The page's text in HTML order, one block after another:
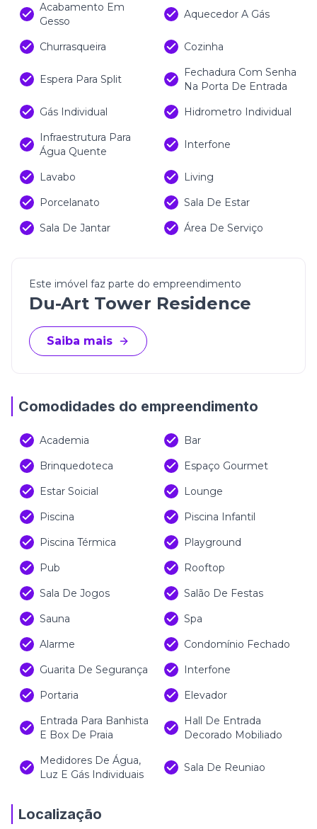
Acabamento Em
Gesso
Aquecedor A Gás
Churrasqueira Cozinha
Espera Para Split
Fechadura Com Senha
Na Porta De Entrada
Gás Individual
Hidrometro Individual
Infraestrutura Para
Água Quente
Interfone
Lavabo
Living
Porcelanato
Sala De Estar
Sala De Jantar
Área De Serviço
Este imóvel faz parte do empreendimento
Du-Art Tower Residence
Saiba mais
Comodidades do empreendimento
Academia
Bar
Brinquedoteca
Espaço Gourmet
Estar Soicial
Lounge
Piscina
Piscina Infantil
Piscina Térmica
Playground
Pub
Rooftop
Sala De Jogos
Salão De Festas
Sauna
Spa
Alarme
Condomínio Fechado
Guarita De Segurança
Interfone
Portaria
Elevador
Entrada Para Banhista
E Box De Praia
Hall De Entrada
Decorado Mobiliado
Medidores De Água,
Luz E Gás Individuais
Sala De Reuniao
Localização